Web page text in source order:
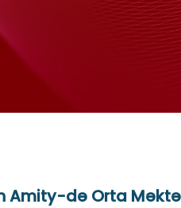
Amity-də Orta